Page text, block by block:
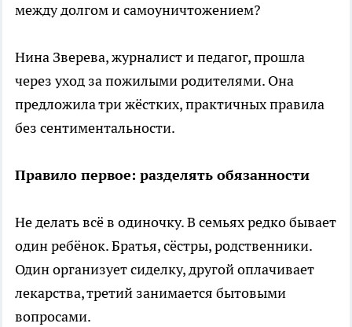
между долгом и самоуничтожением?
Нина Зверева, журналист и педагог, прошла
через уход за пожилыми родителями. Она
предложила три жёстких, практичных правила
без сентиментальности.
Правило первое: разделять обязанности
Не делать всё в одиночку. В семьях редко бывает
один ребёнок. Братья, сёстры, родственники.
Один организует сиделку, другой оплачивает
лекарства, третий занимается бытовыми
вопросами.